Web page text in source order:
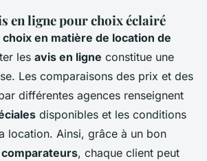
en ligne pour choix éclairé
choix en matière de location de
les avis en ligne constitue une
Les comparaisons des prix et des
différentes agences renseignent
disponibles et les conditions
location. Ainsi, grâce à un bon
, chaque client peut